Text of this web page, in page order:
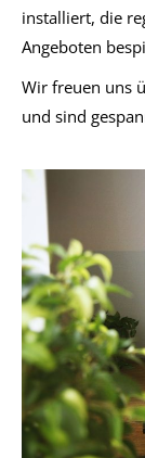
installiert, die
Angeboten
Wir freuen uns
und sind